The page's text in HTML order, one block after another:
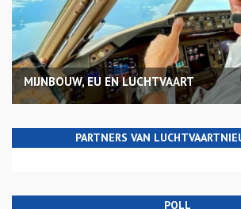
MIJNBOUW, EU EN LUCHTVAART
PARTNERS VAN
POLL